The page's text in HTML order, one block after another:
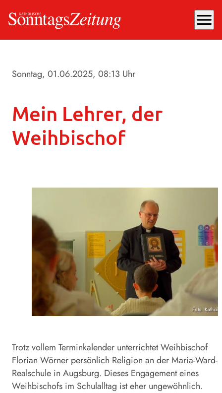
menu
Sonntag, 01.06.2025, 08:13 Uhr
Mein Lehrer, der
Weihbischof
Foto:
Trotz vollem Terminkalender unterrichtet Weihbischof
Florian Wörner persönlich Religion an der Maria-Ward-
Realschule in Augsburg. Dieses Engagement eines
Weihbischofs im Schulalltag ist eher ungewöhnlich.